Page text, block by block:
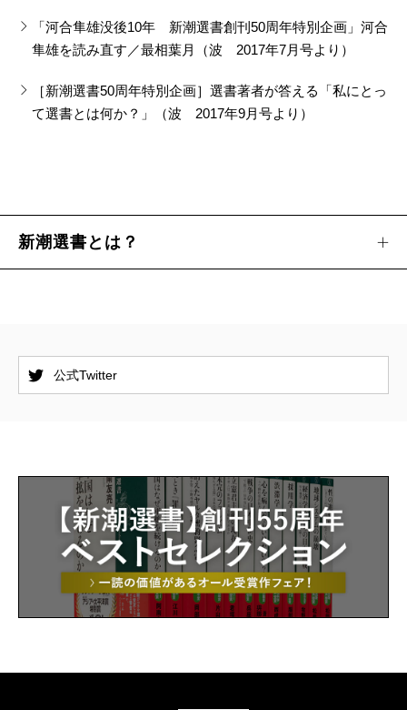
「河合隼雄没後10年 新潮選書創刊50周年特別企画」河合
隼雄を読み直す／最相葉月（波 2017年7月号より）
［新潮選書50周年特別企画］選書著者が答える「私にとっ
て選書とは何か？」（波 2017年9月号より）
新潮選書とは？
公式Twitter